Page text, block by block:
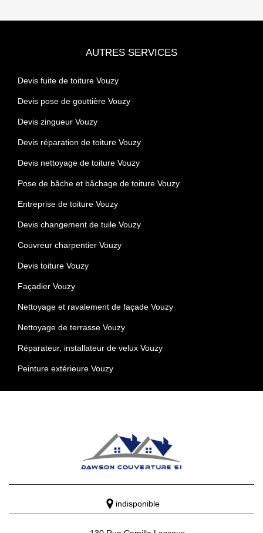
AUTRES SERVICES
Devis fuite de toiture Vouzy
Devis pose de gouttière Vouzy
Devis zingueur Vouzy
Devis réparation de toiture Vouzy
Devis nettoyage de toiture Vouzy
Pose de bâche et bâchage de toiture Vouzy
Entreprise de toiture Vouzy
Devis changement de tuile Vouzy
Couvreur charpentier Vouzy
Devis toiture Vouzy
Façadier Vouzy
Nettoyage et ravalement de façade Vouzy
Nettoyage de terrasse Vouzy
Réparateur, installateur de velux Vouzy
Peinture extérieure Vouzy
indisponible